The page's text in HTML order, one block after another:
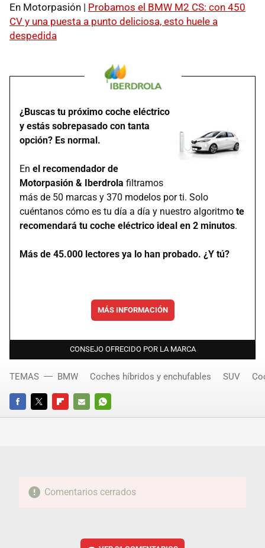
En Motorpasión | Probamos el BMW M2 CS: con 450
CV y una puesta a punto deliciosa, esto huele a
despedida
¿Buscas tu próximo coche eléctrico
y estás sobrepasado con tanta
opción? Es normal.
En el recomendador de
Motorpasión & Iberdrola filtramos
más de 50 marcas y 370 modelos por ti. Solo
cuéntanos cómo es tu día a día y nuestro algoritmo te
recomendará tu coche eléctrico ideal en 2 minutos.
Más de 45.000 lectores ya lo han probado. ¿Y tú?
MÁS INFORMACIÓN
CONSEJO OFRECIDO POR LA MARCA
FACEBOOKTWITTERFLIPBOARD
E-
WHATSAPP
TEMAS BMW Coches híbridos y enchufables SUV
Comentarios cerrados